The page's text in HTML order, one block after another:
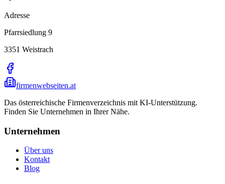
Adresse
Pfarrsiedlung 9
3351 Weistrach
firmenwebseiten.at
Das österreichische Firmenverzeichnis mit KI-Unterstützung.
Finden Sie Unternehmen in Ihrer Nähe.
Unternehmen
Über uns
Kontakt
Blog